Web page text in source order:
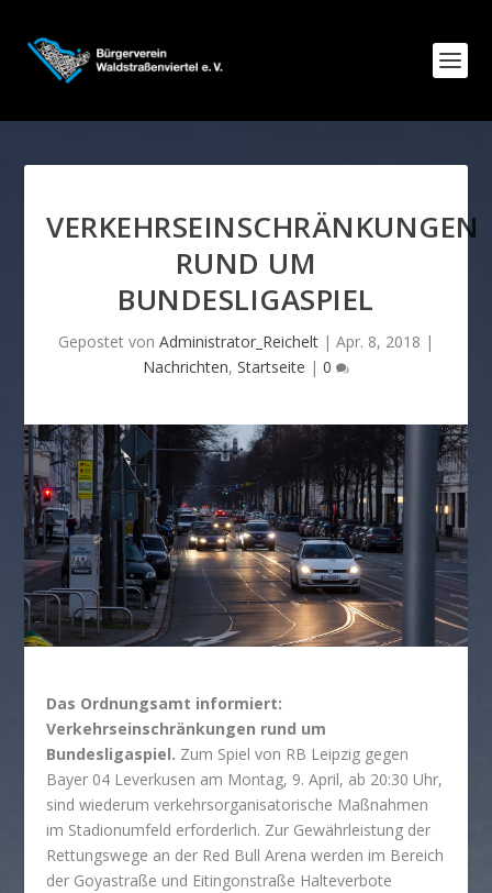
VERKEHRSEINSCHRÄNKUNGEN
RUND UM
BUNDESLIGASPIEL
Gepostet von Administrator_Reichelt | Apr. 8, 2018 |
Nachrichten, Startseite | 0
Das Ordnungsamt informiert:
Verkehrseinschränkungen rund um
Bundesligaspiel. Zum Spiel von RB Leipzig gegen
Bayer 04 Leverkusen am Montag, 9. April, ab 20:30 Uhr,
sind wiederum verkehrsorganisatorische Maßnahmen
im Stadionumfeld erforderlich. Zur Gewährleistung der
Rettungswege an der Red Bull Arena werden im Bereich
der Goyastraße und Eitingonstraße Halteverbote